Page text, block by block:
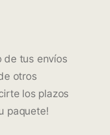
de tus envíos
otros
los plazos
paquete!